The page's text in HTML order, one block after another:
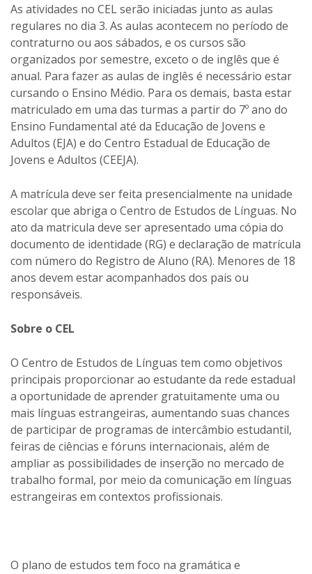
As atividades no CEL serão iniciadas junto as aulas
regulares no dia 3. As aulas acontecem no período de
contraturno ou aos sábados, e os cursos são
organizados por semestre, exceto o de inglês que é
anual. Para fazer as aulas de inglês é necessário estar
cursando o Ensino Médio. Para os demais, basta estar
matriculado em uma das turmas a partir do 7º ano do
Ensino Fundamental até da Educação de Jovens e
Adultos (EJA) e do Centro Estadual de Educação de
Jovens e Adultos (CEEJA).
A matrícula deve ser feita presencialmente na unidade
escolar que abriga o Centro de Estudos de Línguas. No
ato da matricula deve ser apresentado uma cópia do
documento de identidade (RG) e declaração de matrícula
com número do Registro de Aluno (RA). Menores de 18
anos devem estar acompanhados dos pais ou
responsáveis.
Sobre o CEL
O Centro de Estudos de Línguas tem como objetivos
principais proporcionar ao estudante da rede estadual
a oportunidade de aprender gratuitamente uma ou
mais línguas estrangeiras, aumentando suas chances
de participar de programas de intercâmbio estudantil,
feiras de ciências e fóruns internacionais, além de
ampliar as possibilidades de inserção no mercado de
trabalho formal, por meio da comunicação em línguas
estrangeiras em contextos profissionais.
O plano de estudos tem foco na gramática e